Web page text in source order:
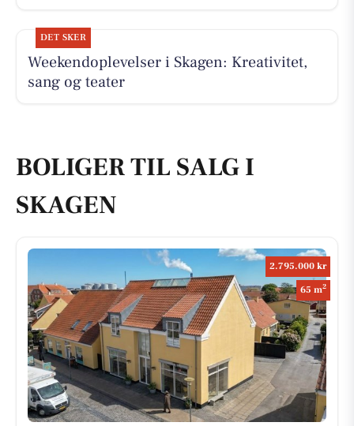
DET SKER
Weekendoplevelser i Skagen: Kreativitet,
sang og teater
BOLIGER TIL SALG I
SKAGEN
2.795.000 kr
65 m2